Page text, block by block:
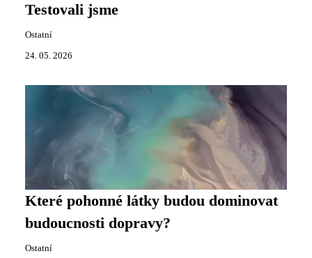
Testovali jsme
Ostatní
24. 05. 2026
Které pohonné látky budou dominovat
budoucnosti dopravy?
Ostatní